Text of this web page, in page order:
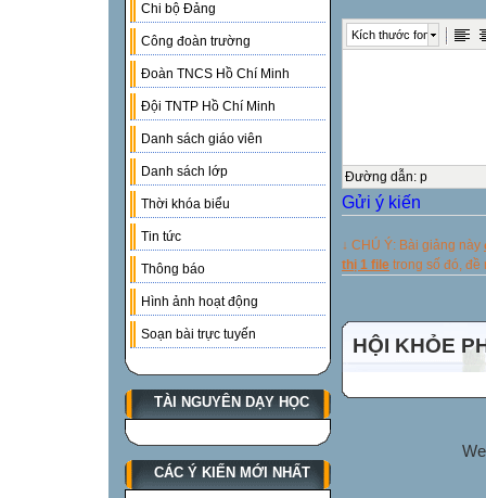
Chi bộ Đảng
Công đoàn trường
Đoàn TNCS Hồ Chí Minh
Đội TNTP Hồ Chí Minh
Danh sách giáo viên
Danh sách lớp
Thời khóa biểu
Tin tức
Thông báo
Hình ảnh hoạt động
Soạn bài trực tuyến
TÀI NGUYÊN DẠY HỌC
CÁC Ý KIẾN MỚI NHẤT
Kích thước font
Đường dẫn: p
Gửi ý kiến
↓ CHÚ Ý: Bài giảng này
thị 1 file trong số đó, đề
HỘI KHỎE